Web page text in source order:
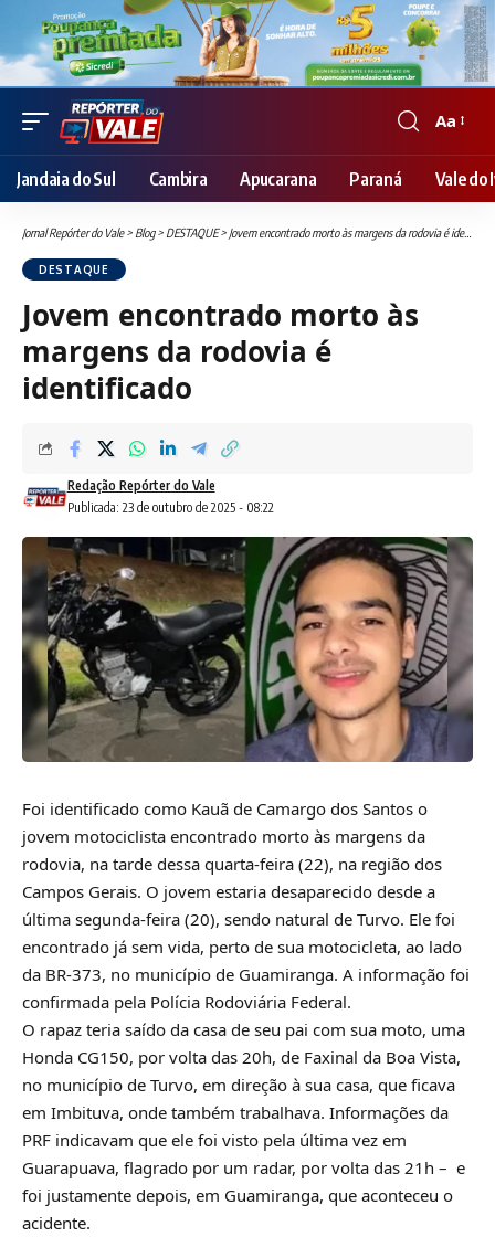
Font
Resizer
Aa
Jandaia do Sul Cambira Apucarana Paraná Vale do
Jornal Repórter do Vale> Blog> DESTAQUE> Jovem encontrado morto às margens da rodovia é identificado
DESTAQUE
Jovem encontrado morto às
margens da rodovia é
identificado
Publicada: 23 de outubro de 2025 - 08:22
Redação Repórter do Vale
Foi identificado como Kauã de Camargo dos Santos o
jovem motociclista encontrado morto às margens da
rodovia, na tarde dessa quarta-feira (22), na região dos
Campos Gerais. O jovem estaria desaparecido desde a
última segunda-feira (20), sendo natural de Turvo. Ele foi
encontrado já sem vida, perto de sua motocicleta, ao lado
da BR-373, no município de Guamiranga. A informação foi
confirmada pela Polícia Rodoviária Federal.
O rapaz teria saído da casa de seu pai com sua moto, uma
Honda CG150, por volta das 20h, de Faxinal da Boa Vista,
no município de Turvo, em direção à sua casa, que ficava
em Imbituva, onde também trabalhava. Informações da
PRF indicavam que ele foi visto pela última vez em
Guarapuava, flagrado por um radar, por volta das 21h – e
foi justamente depois, em Guamiranga, que aconteceu o
acidente.